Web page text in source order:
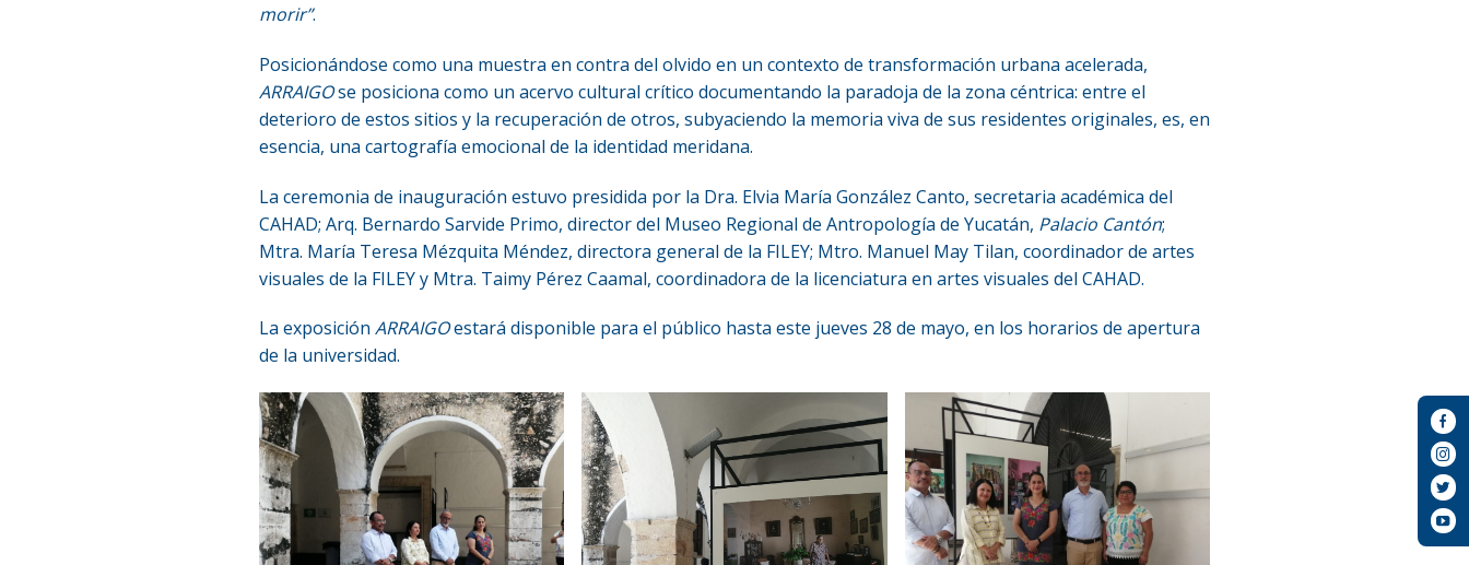
morir”.
Posicionándose como una muestra en contra del olvido en un contexto de transformación urbana acelerada,
ARRAIGOse posiciona como un acervo cultural crítico documentando la paradoja de la zona céntrica: entre el
deterioro de estos sitios y la recuperación de otros, subyaciendo la memoria viva de sus residentes originales, es, en
esencia, una cartografía emocional de la identidad meridana.
La ceremonia de inauguración estuvo presidida por la Dra. Elvia María González Canto, secretaria académica del
CAHAD; Arq. Bernardo Sarvide Primo, director del Museo Regional de Antropología de Yucatán, Palacio Cantón;
Mtra. María Teresa Mézquita Méndez, directora general de la FILEY; Mtro. Manuel May Tilan, coordinador de artes
visuales de la FILEY y Mtra. Taimy Pérez Caamal, coordinadora de la licenciatura en artes visuales del CAHAD.
La exposición ARRAIGOestará disponible para el público hasta este jueves 28 de mayo, en los horarios de apertura
de la universidad.